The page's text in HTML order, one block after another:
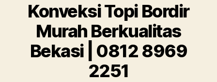
Konveksi Topi Bordir
Murah Berkualitas
Bekasi | 0812 8969
2251